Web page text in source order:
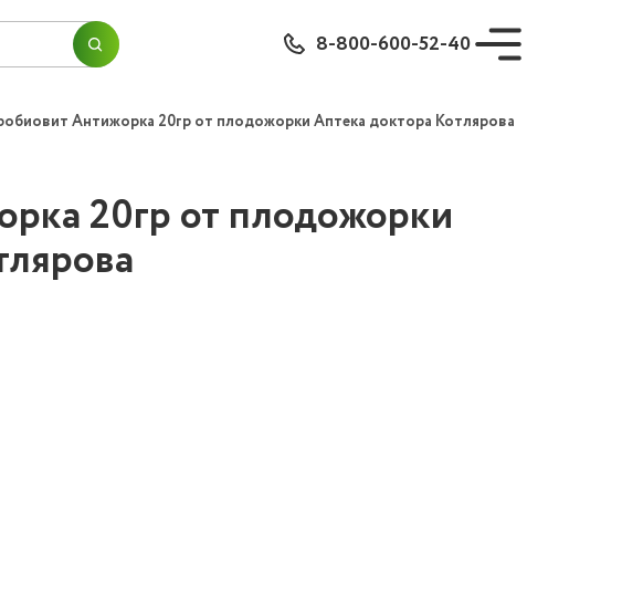
8-800-600-52-40
Антижорка 20гр от плодожорки Аптека доктора Котлярова
20гр от плодожорки
ПОКУПКИ